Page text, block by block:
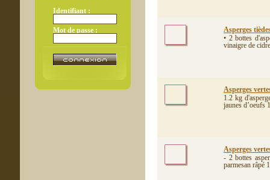
Identifiant :
Mot de passe :
Asperges
• 2 bottes
vinaigre de
Asperges
1.2 kg
jaunes d’oeufs
Asperges
- 2 bottes
parmesan râpé